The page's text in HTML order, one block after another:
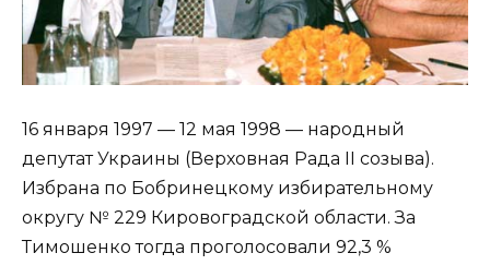
16 января 1997 — 12 мая 1998 — народный
депутат Украины (Верховная Рада II созыва).
Избрана по Бобринецкому избирательному
округу № 229 Кировоградской области. За
Тимошенко тогда проголосовали 92,3 %